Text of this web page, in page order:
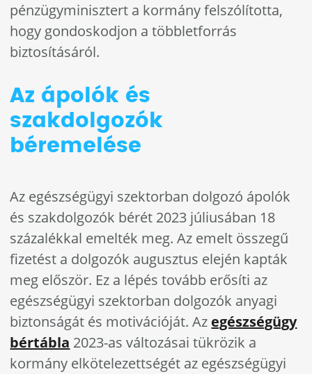
pénzügyminisztert a kormány felszólította,
hogy gondoskodjon a többletforrás
biztosításáról.
Az ápolók és
szakdolgozók
béremelése
Az egészségügyi szektorban dolgozó ápolók
és szakdolgozók bérét 2023 júliusában 18
százalékkal emelték meg. Az emelt összegű
fizetést a dolgozók augusztus elején kapták
meg először. Ez a lépés tovább erősíti az
egészségügyi szektorban dolgozók anyagi
biztonságát és motivációját. Az egészségügy
bértábla 2023-as változásai tükrözik a
kormány elkötelezettségét az egészségügyi